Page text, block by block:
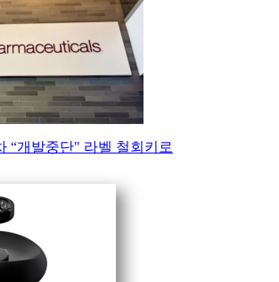
“개발중단" 라벨 철회키로